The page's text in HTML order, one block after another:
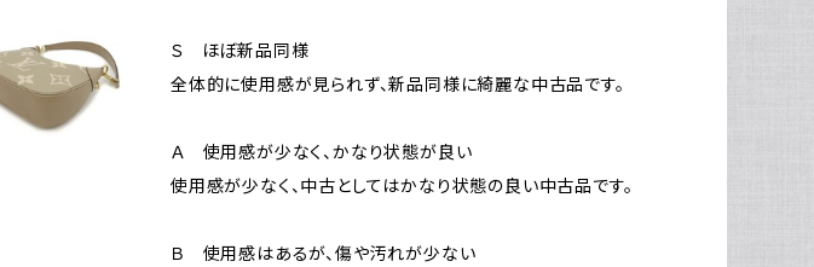
Ｓ ほぼ新品同様
全体的に使用感が見られず、新品同様に綺麗な中古品です。
Ａ 使用感が少なく、かなり状態が良い
使用感が少なく、中古としてはかなり状態の良い中古品です。
Ｂ 使用感はあるが、傷や汚れが少ない